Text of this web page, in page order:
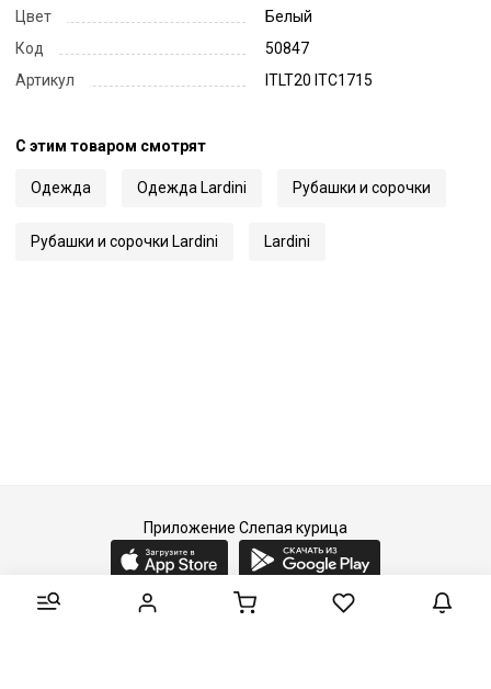
Цвет
Белый
Код
50847
Артикул
ITLT20 ITC1715
С этим товаром смотрят
Одежда Одежда Lardini Рубашки и сорочки
Рубашки и сорочки Lardini Lardini
Приложение Слепая курица
2015-2026 © Слепая курица - fashion concept store.